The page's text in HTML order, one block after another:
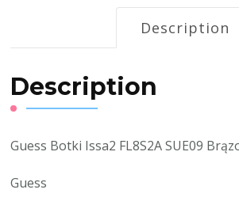
Description
Description
Guess Botki Issa2 FL8S2A SUE09
Guess